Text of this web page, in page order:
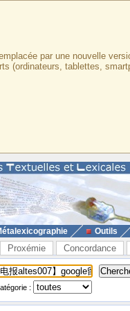
par une nouvelle
(ordinateurs, tablettes,
Outils
Proxémie Concordance
: